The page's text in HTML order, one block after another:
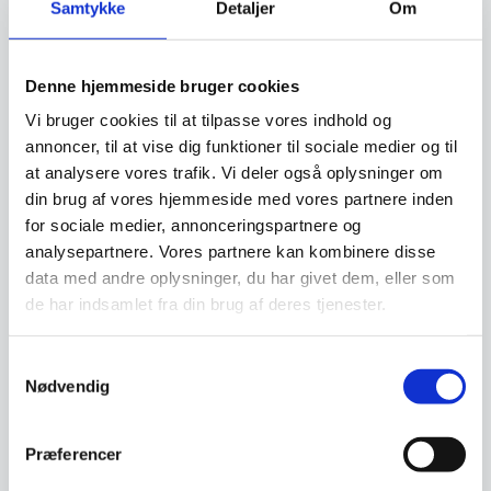
Samtykke Detaljer Om
Denne hjemmeside bruger cookies
Vi bruger cookies til at tilpasse vores indhold og
annoncer, til at vise dig funktioner til sociale medier og til
at analysere vores trafik. Vi deler også oplysninger om
din brug af vores hjemmeside med vores partnere inden
for sociale medier, annonceringspartnere og
analysepartnere. Vores partnere kan kombinere disse
data med andre oplysninger, du har givet dem, eller som
de har indsamlet fra din brug af deres tjenester.
Nødvendig
Præferencer
Varen sendes til:
Gastrobutikken Aps
7430 Ikast
Vi modtager kun pakker, som sendes direkte til
adressen.
Du kan også fortryde købet ved at give os besked
og aflevere den personligt på ovenstående adresse.
Reklamation
Når du handler hos os som forbruger, gælder
Det betyder, at du har reklamationsret i 24 måneder.
Hvis din reklamation er berettiget, betyder det, at du
tilbage eller et afslag i prisen, afhængig af den